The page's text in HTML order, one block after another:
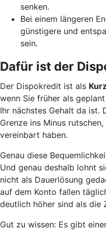
senken.
Bei einem längeren
günstigere und
sein.
Dafür ist der
Der Dispokredit ist als
wenn Sie früher als
Ihr nächstes Gehalt da ist.
Grenze ins Minus
vereinbart haben.
Genau diese
Und genau deshalb lohnt
nicht als Dauerlösung
auf dem Konto fallen
deutlich höher sind als die
Gut zu wissen: Es gibt